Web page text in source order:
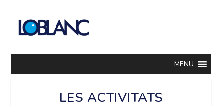
MENU
LES ACTIVITATS